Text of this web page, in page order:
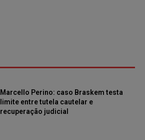
Marcello Perino: caso Braskem testa
limite entre tutela cautelar e
recuperação judicial